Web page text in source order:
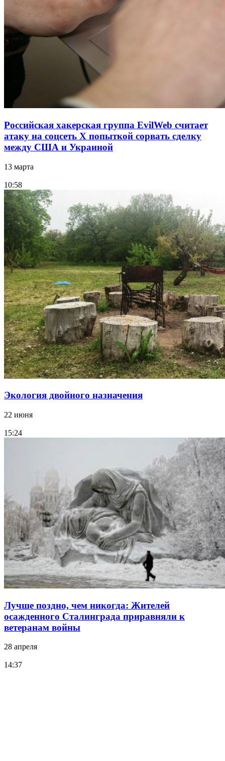
Российская хакерская группа EvilWeb считает
атаку на соцсеть Х попыткой сорвать сделку
между США и Украиной
13 марта
10:58
Экология двойного назначения
22 июня
15:24
Лучше поздно, чем никогда: Жителей
осажденного Сталинграда приравняли к
ветеранам войны
28 апреля
14:37